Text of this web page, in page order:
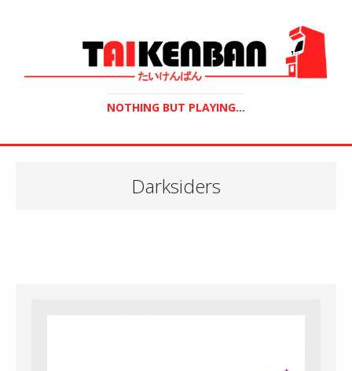
NOTHING BUT PLAYING...
Darksiders